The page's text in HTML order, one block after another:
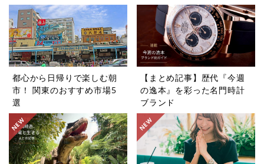
都心から日帰りで楽しむ朝
市！ 関東のおすすめ市場5
選
【まとめ記事】歴代『今週
の逸本』を彩った名門時計
ブランド